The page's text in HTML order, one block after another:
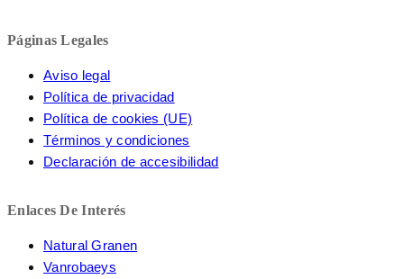
Páginas Legales
Aviso legal
Política de privacidad
Política de cookies (UE)
Términos y condiciones
Declaración de accesibilidad
Enlaces De Interés
Natural Granen
Vanrobaeys